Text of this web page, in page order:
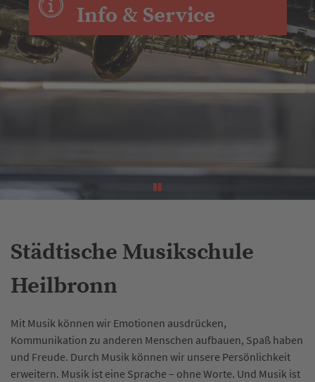
Info & Service
Städtische Musikschule
Heilbronn
Mit Musik können wir Emotionen ausdrücken,
Kommunikation zu anderen Menschen aufbauen, Spaß haben
und Freude. Durch Musik können wir unsere Persönlichkeit
erweitern. Musik ist eine Sprache – ohne Worte. Und Musik ist